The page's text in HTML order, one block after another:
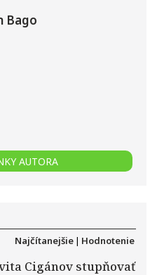
Bago
AUTORA
Najčítanejšie | Hodnotenie
Cigánov stupňovať